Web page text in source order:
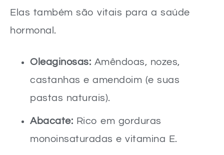
Elas também são vitais para a saúde
hormonal.
Oleaginosas: Amêndoas, nozes,
castanhas e amendoim (e suas
pastas naturais).
Abacate: Rico em gorduras
monoinsaturadas e vitamina E.